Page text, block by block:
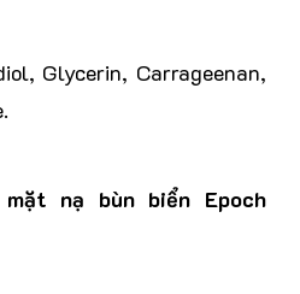
Glycerin, Carrageenan,
mặt nạ bùn biển Epoch